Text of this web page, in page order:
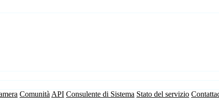
Comunità API Consulente di Sistema Stato del servizio